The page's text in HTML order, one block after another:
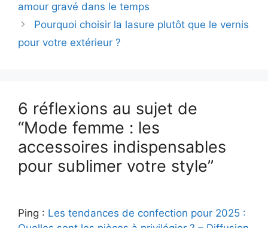
amour gravé dans le temps
Pourquoi choisir la lasure plutôt que le vernis
pour votre extérieur ?
6 réflexions au sujet de
“Mode femme : les
accessoires indispensables
pour sublimer votre style”
Ping : Les tendances de confection pour 2025 :